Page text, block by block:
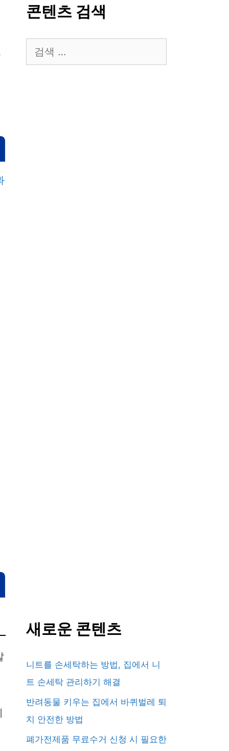
콘텐츠 검색
색:
새로운 콘텐츠
니트를 손세탁하는 방법, 집에서 니
트 손세탁 관리하기 해결
반려동물 키우는 집에서 바퀴벌레 퇴
치 안전한 방법
폐가전제품 무료수거 신청 시 필요한